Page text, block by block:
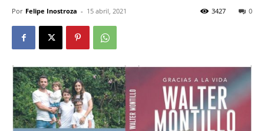
Por Felipe Inostroza - 15 abril, 2021 0
3427